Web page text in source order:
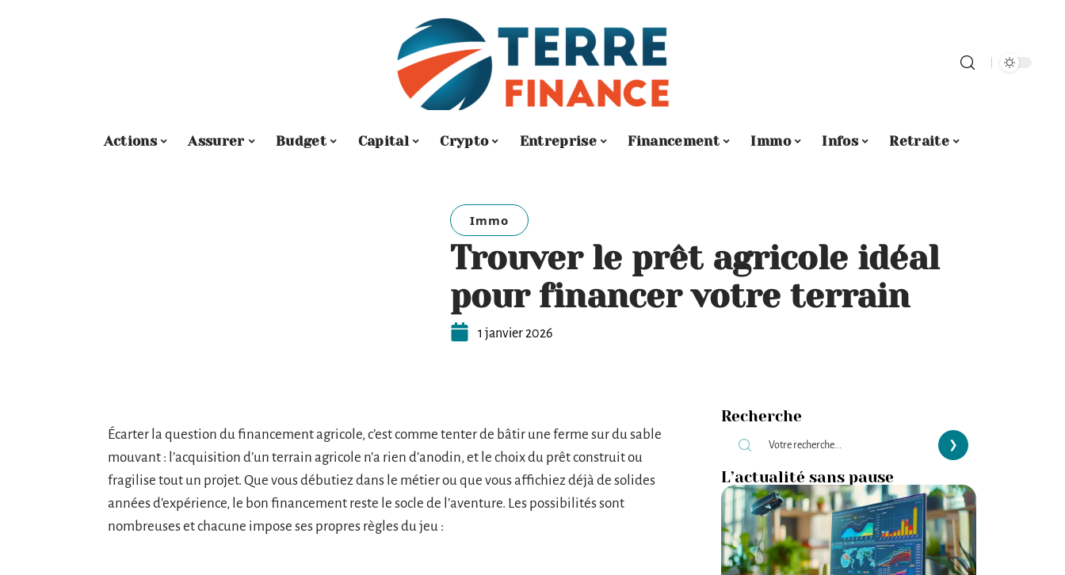
Actions Assurer Budget Capital Crypto Entreprise Financement Immo Infos Retraite
Immo
Trouver le prêt agricole idéal
pour financer votre terrain
1 janvier 2026
Écarter la question du financement agricole, c’est comme tenter de bâtir une ferme sur du sable
mouvant : l’acquisition d’un terrain agricole n’a rien d’anodin, et le choix du prêt construit ou
fragilise tout un projet. Que vous débutiez dans le métier ou que vous affichiez déjà de solides
années d’expérience, le bon financement reste le socle de l’aventure. Les possibilités sont
nombreuses et chacune impose ses propres règles du jeu :
Recherche
L’actualité sans pause